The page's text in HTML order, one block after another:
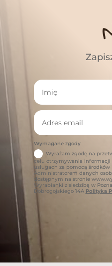
Wymagane zgody
Wyrażam zgodę na
celu otrzymywania
usługach za pomocą
Administratorem danych
dostępnym na stronie
Wyrabianki z siedzibą w
Dobrogojskiego 14A Polityka